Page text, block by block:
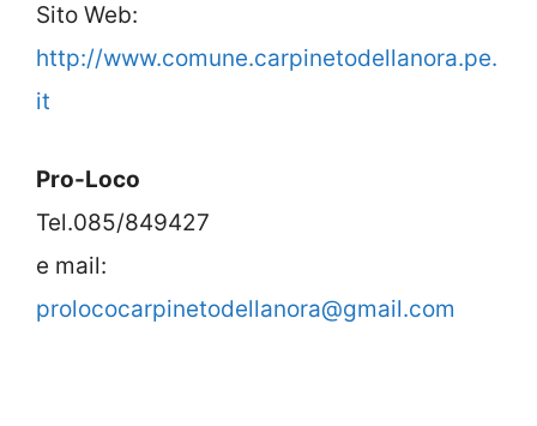
Sito Web:
http://www.comune.carpinetodellanora.pe.
it
Pro-Loco
Tel.085/849427
e mail:
prolococarpinetodellanora@gmail.com